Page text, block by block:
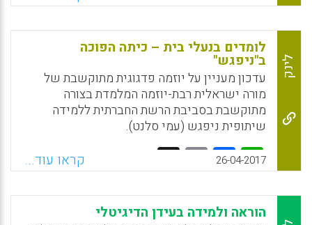
שימושים שונים של מורים בתיכון ברשתות
חברתיות ועל המטרות שלשמן מורים בוחרים
לתקשר עם תלמידיהם במדיה זו.במחקר שלפנינו
מרואיינים מורים מובילים העושים שימוש ייחודי
ברשתות חברתיות, מורים העשויים לבשר שינויים
בקרב מורים רבים אחרים.
WhatsApp
Facebook
Email
X
לינק
לומדים בנעלי בית – כיתה הפוכה
ב"ניפגש"
עדכון מעניין על יוזמה פדגוגית מתוקשבת של
מורה ישראלית רבת-יוזמה המלמדת בצורה
מתוקשבת בסביבת הרשת החברתית ללמידה
שיתופית ניפגש (עמי סלנט).
WhatsApp
Facebook
Email 26-04-2017 קראו עוד...
הוראה ולמידה בעידן הדיגיטלי